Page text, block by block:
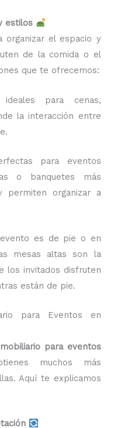
estilos
el espacio y
de la comida o el
que te ofrecemos:
para cenas,
la interacción entre
para eventos
o banquetes más
permiten organizar a
es de pie o en
mesas altas son la
los invitados disfruten
están de pie.
para Eventos en
mobiliario para eventos
muchos más
Aquí te explicamos